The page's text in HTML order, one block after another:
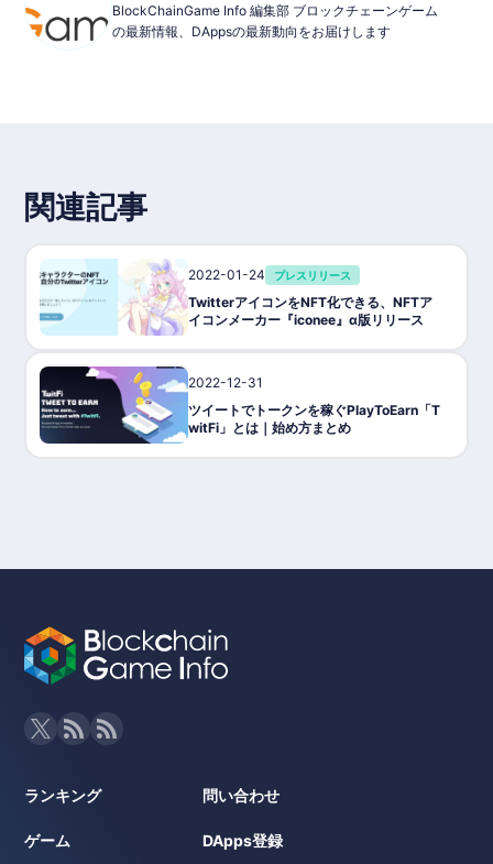
BlockChainGame Info 編集部 ブロックチェーンゲーム
の最新情報、DAppsの最新動向をお届けします
関連記事
2022-01-24 プレスリリース
TwitterアイコンをNFT化できる、NFTア
イコンメーカー『iconee』α版リリース
2022-12-31
ツイートでトークンを稼ぐPlayToEarn「T
witFi」とは｜始め方まとめ
ランキング
ゲーム
問い合わせ
DApps登録